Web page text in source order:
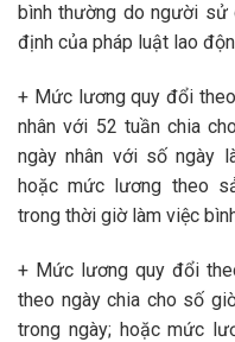
bình thường do người
định của pháp luật lao
+ Mức lương quy đổi
nhân với 52 tuần chia
ngày nhân với số ngày
hoặc mức lương theo
trong thời giờ làm việc
+ Mức lương quy đổi
theo ngày chia cho số
trong ngày; hoặc mức